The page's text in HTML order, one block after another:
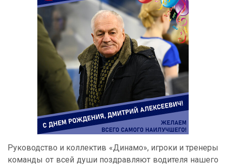
Руководство и коллектив «Динамо», игроки и тренеры
команды от всей души поздравляют водителя нашего